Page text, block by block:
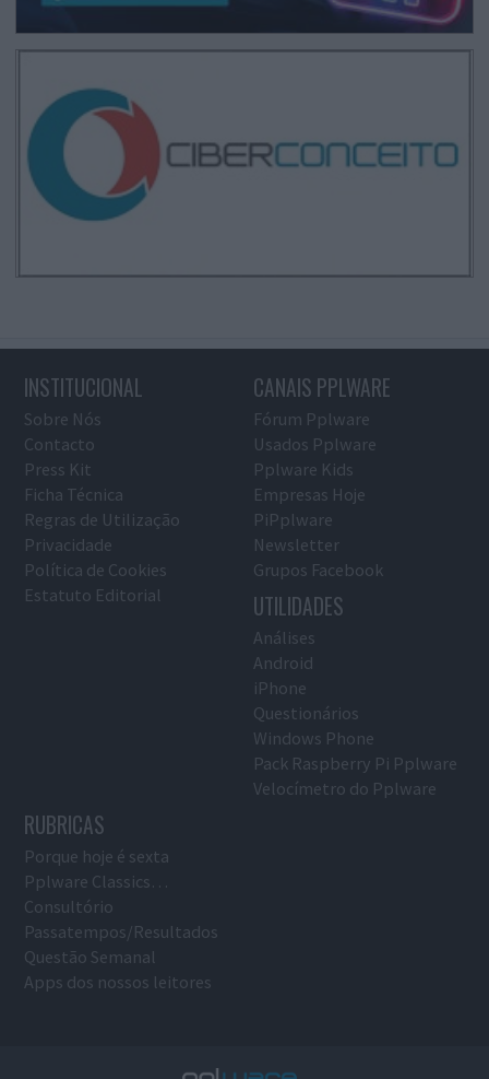
INSTITUCIONAL
Sobre Nós
Contacto
Press Kit
Ficha Técnica
Regras de Utilização
Privacidade
Política de Cookies
Estatuto Editorial
CANAIS PPLWARE
Fórum Pplware
Usados Pplware
Pplware Kids
Empresas Hoje
PiPplware
Newsletter
Grupos Facebook
UTILIDADES
Análises
Android
iPhone
Questionários
Windows Phone
Pack Raspberry Pi Pplware
Velocímetro do Pplware
RUBRICAS
Porque hoje é sexta
Pplware Classics…
Consultório
Passatempos/Resultados
Questão Semanal
Apps dos nossos leitores